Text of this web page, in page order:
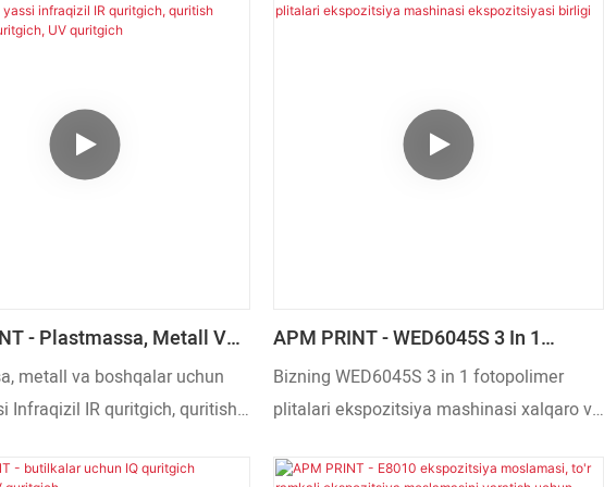
foydalanish
o'zining ustunligini isbotladi.
ichiga oladi va shu paytgacha to'liq
avtomatik ekranli printerlar (xususan, CNC
- Plastmassa, Metall Va
Uchun IR500 Yassi
Quritgich, Quritish
Quritgich, UV Quritgich
metall va boshqalar uchun
Infraqizil IR quritgich, quritish
qo'llaydi.Yaxshi bozor fikr-
APM PRINT - WED6045S 3 In 1
Fotopolimer Plitalari Ekspozitsiya
Mashinasi Ekspozitsiyasi Birligi
Bizning WED6045S 3 in 1 fotopolimer
plitalari ekspozitsiya mashinasi xalqaro va
sinovdan o'tkazildi. Dizaynerlar va ilmiy-